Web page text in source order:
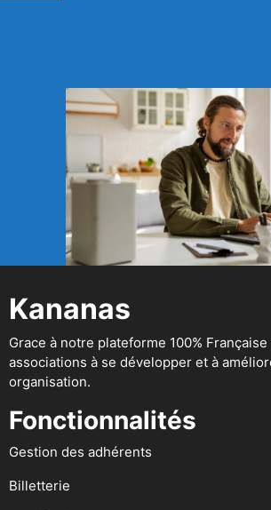
Kananas
Grace à notre plateforme 100%
associations à se développer et à
organisation.
Fonctionnalités
Gestion des adhérents
Billetterie